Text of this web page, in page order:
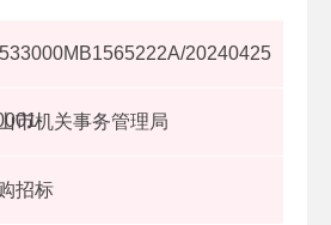
20240425
市机关事务管理局
招标